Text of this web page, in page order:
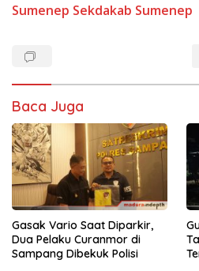
Sumenep Sekdakab Sumenep
Baca Juga
Gasak Vario Saat Diparkir,
Dua Pelaku Curanmor di
Sampang Dibekuk Polisi